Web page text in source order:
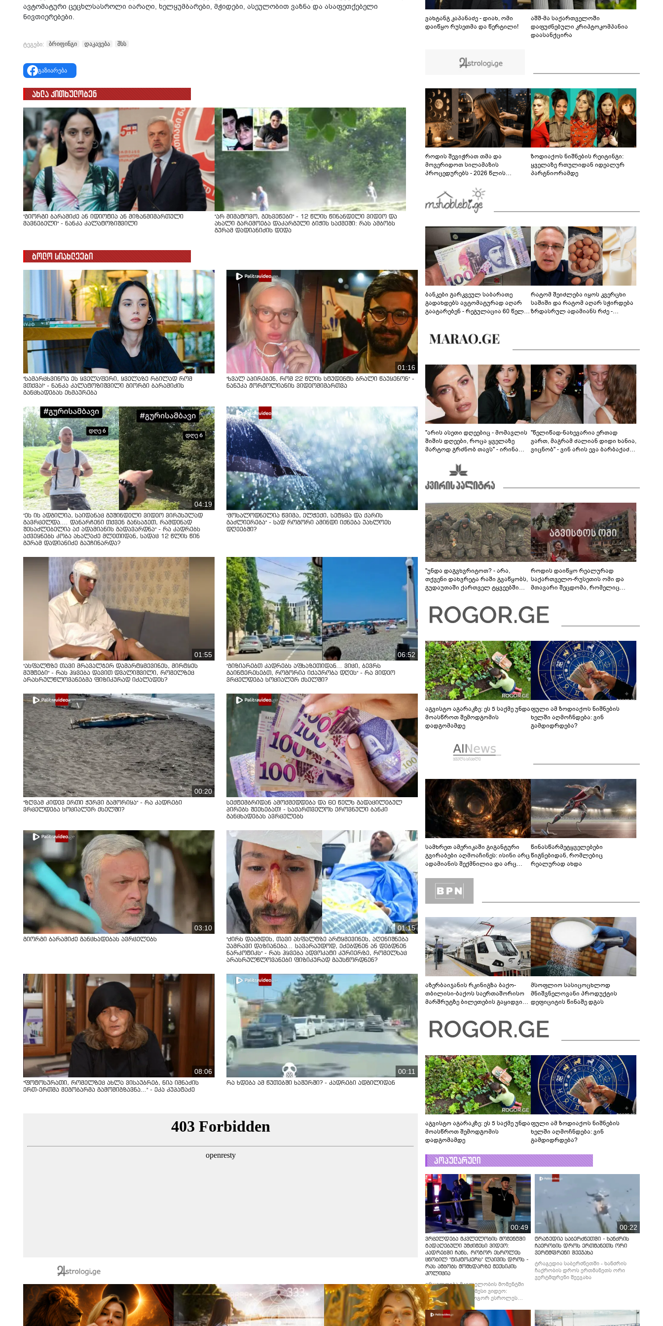
განცხადებას ავრცელებს
ავტომატური ცეცხლსასროლი იარაღი, ხელყუმბარები, მჭიდები, ასეულობით ვაზნა და ასაფეთქებელი
ნივთიერებები.
ტეგები: ბრიფინგი დაკავება შსს
გაზიარება
ახლა კითხულობენ
"გიორგი ბარამიძე ან იდიოტია ან მიზანმიმართული
მავნებელი" - ნანკა კალატოზიშვილი
"არ მიმატოვო, გეხვეწები" - 12 წლის წინანდელი ვიდეო და
ახალი გარემოება დაკარგული ბიჭის საქმეში: რას ამბობს
გურამ დადიანიძის დედა
ბოლო სიახლეები
"სა­მარ­ცხვი­ნოა ეს ყვე­ლა­ფე­რი, ყვე­ლა­ზე რბი­ლად რომ
ვთქვა!" - ნანკა კალატოზიშვილი გიორგი ბარამიძის
განცხადებას ეხმაურება
01:16
"ხვალ აპირებენ, რომ 22 წლის სტუდენტს ბრალი წაუყენონ" -
ნანუკა ჟორჟოლიანის ვიდეომიმართვა
04:19
"ეს ის ადგილია, საიდანაც გუშინდელი ვიდეო ვირუსულად
გავრცელდა.... დანარჩენი თქვენ განსაჯეთ, რამდენად
შესაძლებელია აქ ადამიანის გადავარდნა" - რა კადრებს
აქვეყნებს კობა ახალაძე მლეთიდან, სადაც 12 წლის წინ
გურამ დადიანიძე გაუჩინარდა?
"მოსალოდნელია წვიმა, ელჭექი, სეტყვა და ქარის
გაძლიერება" - სად როგორი ამინდი იქნება უახლოეს
დღეებში?
01:55
"ასფალტზე თავი მრავალჯერ დამარტყმევინეს, მირტყეს
მუშტები" - რას ჰყვება დავით დვალიშვილი, რომელზეც
არასრულწლოვანებმა ფიზიკურად იძალადეს?
06:52
"გიზიარებთ კადრებს აფხაზეთიდან... ვიცი, ბევრს
გაინტერესებთ, როგორია იქაურობა დღეს" - რა ვიდეო
ვრცელდება სოციალურ ქსელში?
00:20
"ზღვამ კიდევ ერთი ჭურვი გამორიყა" - რა კადრები
ვრცელდება სოციალურ ქსელში?
სექტემბრიდან ამოქმედდება და 60 წელს გადაცილებულ
პირებს შეეხებათ! - საქართველოს ეროვნული ბანკი
განცხადებას ავრცელებს
03:10
გიორგი ბარამიძე განცხადებას ავრცელებს
01:15
"ძირს დააგდეს, თავი ასფალტზე არტყმევინეს, აღენიშნება
უამრავი დაზიანება... სავარაუდოდ, ეძებდნენ ან დებდნენ
ნარკოტიკს" - რას ჰყვება ადვოკატი კურიერზე, რომელსაც
არასრულწლოვანები ფიზიკურად გაუსწორდნენ?
08:06
"ფოტოსურათი, რომელზეც ახლა ვისაუბრებ, ნია იმნაძის
ერთ-ერთმა მეგობარმა გამომიგზავნა..." - ეკა კუპატაძე
00:11
რა ხდება ამ წუთებში ხაშურში? - კადრები ადგილიდან
ვახტანგ კაპანაძე - დიახ, ომი
დაიწყო რუსეთმა და წერტილი!
აშშ-მა საქართველოში
დაფუძნებული კრიპტოკომპანია
დაასანქცირა
როდის შევიჭრათ თმა და
მოვერიდოთ სილამაზის
პროცედურებს - 2026 წლის
გზამკვლევი
ზოდიაქოს ნიშნების რეიტინგი:
ყველაზე რთულიდან იდეალურ
პარტნიორამდე
ბანკები გარკვეულ საბარათე
გადახდებს ავტომატურად აღარ
გაატარებენ - რეგულაცია 60 წელს
რატომ შეიძლება იყოს კვერცხი
საშიში და რატომ აღარ სჭირდება
ზრდასრულ ადამიანს რძე -
"არის ასეთი დღეებიც - მომავლის
შიშის დღეები, როცა ყველაზე
მარტოდ გრძნობ თავს" - ირინა
"წელიწად-ნახევარია ერთად
ვართ, მაგრამ ძალიან დიდი ხანია,
ვიცნობ" - ვინ არის ევა ბარბაქაძის
"უნდა დაგვხვრიტოთ? - არა,
თქვენი დახვრეტა რაში გვაწყობს,
გუდაუთაში ქართველ ტყვეებში
როდის დაიწყო რეალურად
საქართველო-რუსეთის ომი და
მთავარი შეცდომა, რომელიც
აგვისტო აგარაკზე: ეს 5 საქმე უნდა
მოასწროთ შემოდგომის
დადგომამდე
ფული ამ ზოდიაქოს ნიშნების
ხელში აღმოჩნდება: ვინ
გამდიდრდება?
სამხრეთ ამერიკაში გიგანტური
გვირაბები აღმოაჩინეს: ისინი არც
ადამიანის შექმნილია და არც
ლაბირინთები?
წინასწარმეტყველებები
წიგნებიდან, რომლებიც
რეალურად ახდა
აზერბაიჯანის რკინიგზა ბაქო-
თბილისი-ბაქოს საერთაშორისო
მარშრუტზე ბილეთების გაყიდვის
მსოფლიო სასიცოცხლოდ
მნიშვნელოვანი პროდუქტის
დეფიციტის წინაშე დგას
აგვისტო აგარაკზე: ეს 5 საქმე უნდა
მოასწროთ შემოდგომის
დადგომამდე
ფული ამ ზოდიაქოს ნიშნების
ხელში აღმოჩნდება: ვინ
გამდიდრდება?
პოპულარული
00:49
ვრცელდება მკვლელობის მომენტში
გადაღებული უმძიმესი ვიდეო:
კადრებში ჩანს, როგორ ესროლეს
ცნობილ "ტიკტოკერს" ლაივის დროს -
რას ამბობს მომხდარზე მექსიკის
პოლიცია
ვრცელდება მკვლელობის მომენტში
გადაღებული უმძიმესი ვიდეო:
კადრებში ჩანს, როგორ ესროლეს
ცნობილ "ტიკტოკერს" ლაივის დროს -
რას ამბობს მომხდარზე მექსიკის
პოლიცია
00:22
ტრაგედია საბერძნეთში - ხანძრის
ჩაქრობის დროს ერთმანეთს ორი
ვერტმფრენი შეეჯახა
ტრაგედია საბერძნეთში - ხანძრის
ჩაქრობის დროს ერთმანეთს ორი
ვერტმფრენი შეეჯახა